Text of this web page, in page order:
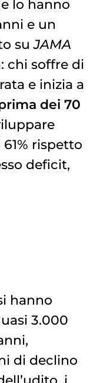
lo hanno
e un
suJAMA
chi soffre di
e inizia a
dei 70
rispetto
deficit,
hanno
3.000
di declino